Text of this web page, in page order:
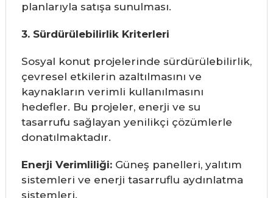
planlarıyla satışa sunulması.
3. Sürdürülebilirlik Kriterleri
Sosyal konut projelerinde sürdürülebilirlik,
çevresel etkilerin azaltılmasını ve
kaynakların verimli kullanılmasını
hedefler. Bu projeler, enerji ve su
tasarrufu sağlayan yenilikçi çözümlerle
donatılmaktadır.
Enerji Verimliliği:Güneş panelleri, yalıtım
sistemleri ve enerji tasarruflu aydınlatma
sistemleri.